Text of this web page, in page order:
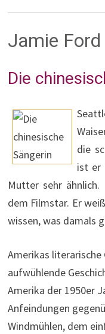
Jamie Ford
Die
die
ist er
Mutter sehr
dem Filmstar. Er
wissen, was damals
Amerikas literarische
aufwühlende
Amerika der 1950er
Anfeindungen
Windmühlen, dem